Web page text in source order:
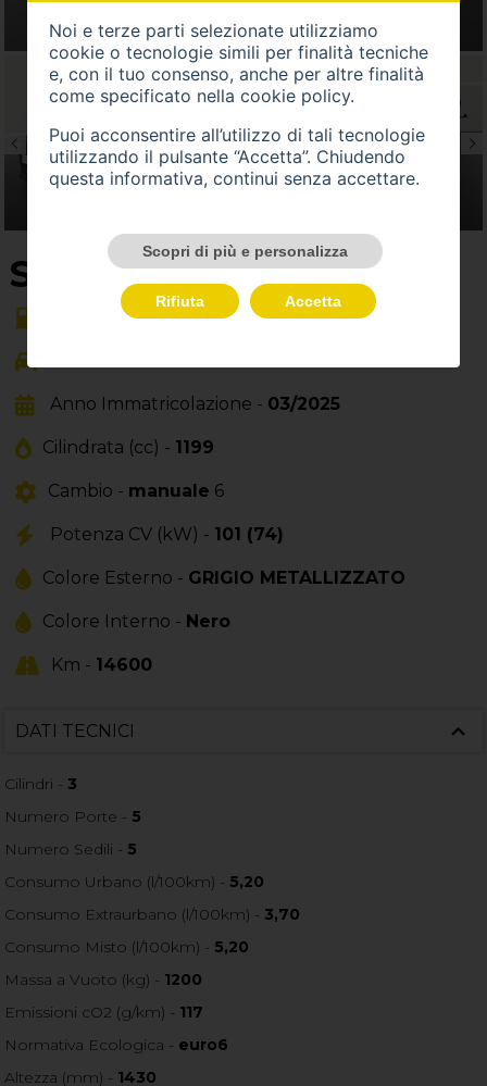
SU QUEST'AUTO
Alimentazione -benzina
Anno Immatricolazione - 03/2025
Cilindrata (cc) - 1199
Cambio - manuale 6
Potenza CV (kW) - 101 (74)
Colore Esterno - GRIGIO METALLIZZATO
Colore Interno - Nero
Km - 14600
DATI TECNICI
Cilindri - 3
Numero Porte - 5
Numero Sedili - 5
Consumo Urbano (l/100km) - 5,20
Consumo Extraurbano (l/100km) - 3,70
Consumo Misto (l/100km) - 5,20
Massa a Vuoto (kg) - 1200
Emissioni cO2 (g/km) - 117
Normativa Ecologica - euro6
Altezza (mm) - 1430
Noi e terze parti selezionate utilizziamo
cookie o tecnologie simili per finalità tecniche
e, con il tuo consenso, anche per altre finalità
come specificato nella cookie policy.
Puoi acconsentire all’utilizzo di tali tecnologie
utilizzando il pulsante “Accetta”. Chiudendo
questa informativa, continui senza accettare.
Scopri di più e personalizza
Rifiuta Accetta